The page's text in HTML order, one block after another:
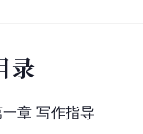
录
章 写作指导